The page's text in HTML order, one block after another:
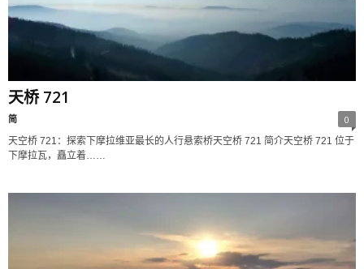
天桥 721
简 0
天空桥 721：探索下摩拉维亚最长的人行悬索桥天空桥 721 简介天空桥 721 位于
下摩拉瓦，矗立着……